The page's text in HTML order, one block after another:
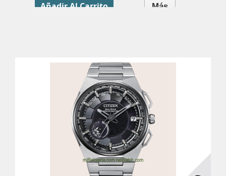
Añadir Al Carrito Más